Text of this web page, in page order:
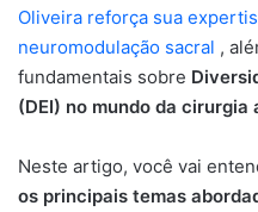
Oliveira reforça sua
neuromodulação sacral ,
fundamentais sobre
(DEI) no mundo da cirurgia
Neste artigo, você vai
os principais temas